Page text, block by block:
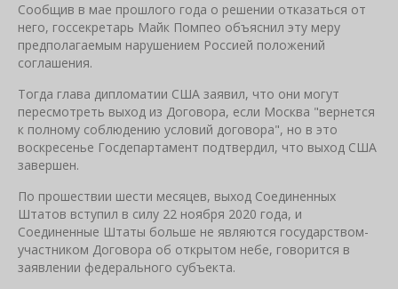
Сообщив в мае прошлого года о решении отказаться от
него, госсекретарь Майк Помпео объяснил эту меру
предполагаемым нарушением Россией положений
соглашения.
Тогда глава дипломатии США заявил, что они могут
пересмотреть выход из Договора, если Москва "вернется
к полному соблюдению условий договора", но в это
воскресенье Госдепартамент подтвердил, что выход США
завершен.
По прошествии шести месяцев, выход Соединенных
Штатов вступил в силу 22 ноября 2020 года, и
Соединенные Штаты больше не являются государством-
участником Договора об открытом небе, говорится в
заявлении федерального субъекта.